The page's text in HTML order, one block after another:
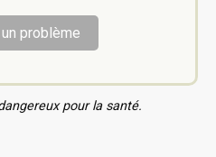
problème
pour la santé.